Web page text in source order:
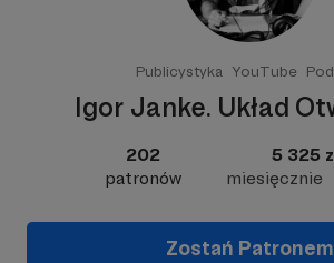
Publicystyka YouTube
Igor Janke. Układ
202
patronów
5 325
miesięcznie
Zostań Patronem